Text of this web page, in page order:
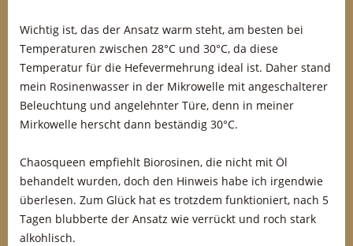
Wichtig ist, das der Ansatz warm steht, am besten bei
Temperaturen zwischen 28°C und 30°C, da diese
Temperatur für die Hefevermehrung ideal ist. Daher stand
mein Rosinenwasser in der Mikrowelle mit angeschalterer
Beleuchtung und angelehnter Türe, denn in meiner
Mirkowelle herscht dann beständig 30°C.
Chaosqueen empfiehlt Biorosinen, die nicht mit Öl
behandelt wurden, doch den Hinweis habe ich irgendwie
überlesen. Zum Glück hat es trotzdem funktioniert, nach 5
Tagen blubberte der Ansatz wie verrückt und roch stark
alkohlisch.